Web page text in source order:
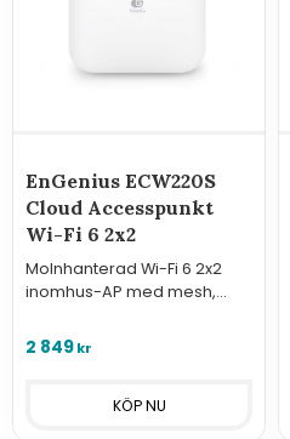
EnGenius ECW220S
Cloud Accesspunkt
Wi-Fi 6 2x2
Molnhanterad Wi-Fi 6 2x2
inomhus-AP med mesh,
WIDS/WIPS-säkerhet.
2 849kr